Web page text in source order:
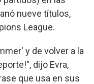
nueve títulos,
League.
y de volver a la
dijo Evra,
que usa en sus